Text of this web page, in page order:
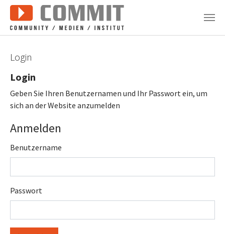
Zum Hauptinhalt springen
Login
Login
Geben Sie Ihren Benutzernamen und Ihr Passwort ein, um
sich an der Website anzumelden
Anmelden
Benutzername
Passwort